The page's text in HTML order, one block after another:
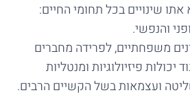
שינויים בכל תחומי החיים:
והנפשי.
משפחתיים, לפרידה מחברים
פיזיולוגיות ומנטליות
ועצמאות בשל הקשיים הרבים.